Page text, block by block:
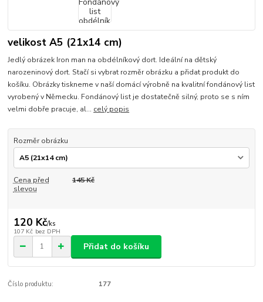
velikost A5 (21x14 cm)
Jedlý obrázek Iron man na obdélníkový dort. Ideální na dětský
narozeninový dort. Stačí si vybrat rozměr obrázku a přidat produkt do
košíku. Obrázky tiskneme v naší domácí výrobně na kvalitní fondánový list
vyrobený v Německu. Fondánový list je dostatečně silný, proto se s ním
velmi dobře pracuje, al... celý popis
Rozměr obrázku
Cena před
slevou
145 Kč
120 Kč/ks
107 Kč bez DPH
Přidat do košíku
Číslo produktu: 177